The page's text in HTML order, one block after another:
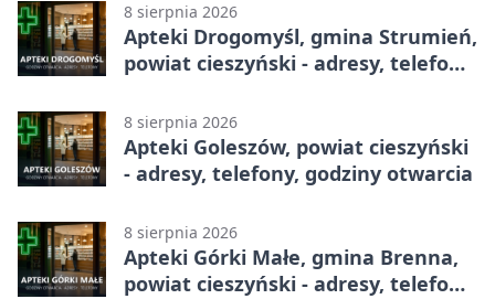
8 sierpnia 2026
Apteki Drogomyśl, gmina Strumień,
powiat cieszyński - adresy, telefony,
8 sierpnia 2026
Apteki Goleszów, powiat cieszyński
- adresy, telefony, godziny otwarcia
8 sierpnia 2026
Apteki Górki Małe, gmina Brenna,
powiat cieszyński - adresy, telefony,